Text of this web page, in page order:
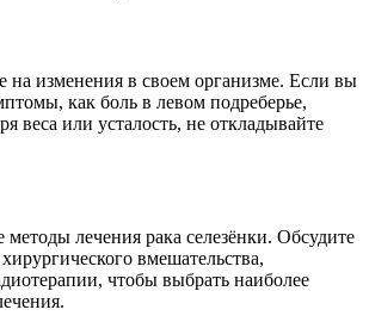
на изменения в своем организме. Если вы
как боль в левом подреберье,
веса или усталость, не откладывайте
лечения рака селезёнки. Обсудите
вмешательства,
чтобы выбрать наиболее